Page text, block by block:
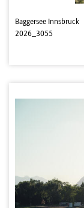
Baggersee Innsbruck
2026_3055